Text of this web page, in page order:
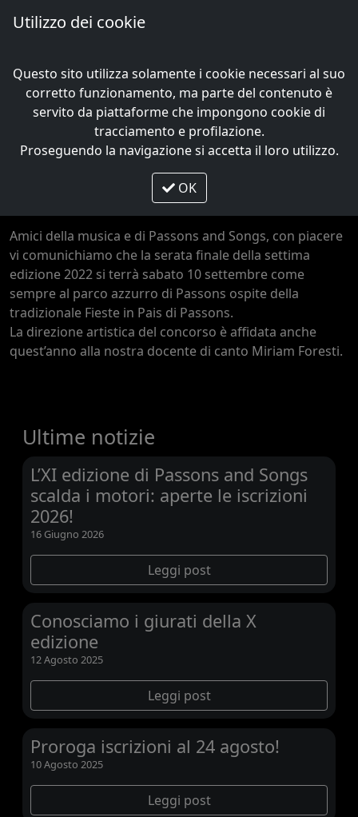
Utilizzo dei cookie
Questo sito utilizza solamente i cookie necessari al suo
corretto funzionamento, ma parte del contenuto è
servito da piattaforme che impongono cookie di
tracciamento e profilazione.
Proseguendo la navigazione si accetta il loro utilizzo.
OK
/VII edizione /Il 10 settembre si svolgerà la VII edizione
Il 10 settembre si svolgerà la VII
edizione di Passons and Songs
Amici della musica e di Passons and Songs, con piacere
vi comunichiamo che la serata finale della settima
edizione 2022 si terrà sabato 10 settembre come
sempre al parco azzurro di Passons ospite della
tradizionale Fieste in Pais di Passons.
La direzione artistica del concorso è affidata anche
quest’anno alla nostra docente di canto Miriam Foresti.
Ultime notizie
L’XI edizione di Passons and Songs
scalda i motori: aperte le iscrizioni
2026!
16 Giugno 2026
Leggi post
Conosciamo i giurati della X
edizione
12 Agosto 2025
Leggi post
Proroga iscrizioni al 24 agosto!
10 Agosto 2025
Leggi post